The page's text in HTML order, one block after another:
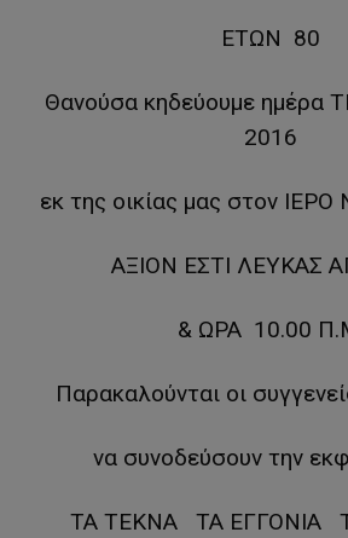
ΕΤΩΝ 80
Θανούσα κηδεύουμε
2016
εκ της οικίας μας στον
ΑΞΙΟΝ ΕΣΤΙ ΛΕΥΚΑΣ
& ΩΡΑ 10.00
Παρακαλούνται οι
να συνοδεύσουν την
ΤΑ ΤΕΚΝΑ ΤΑ ΕΓΓΟΝΙΑ